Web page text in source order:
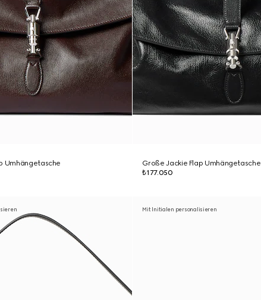
Umhängetasche
Große Jackie Flap Umhängetasche
₺177.050
Mit Initialen personalisieren